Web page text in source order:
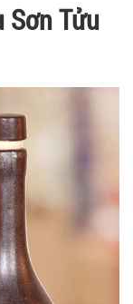
Sơn Tửu